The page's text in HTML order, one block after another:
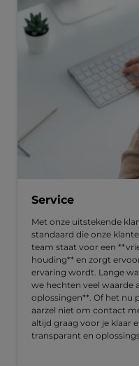
Service
Met onze uitstekende
standaard die onze
team staat voor een
houding** en zorgt
ervaring wordt. Lange
we hechten veel waarde
oplossingen**. Of het nu
aarzel niet om contact
altijd graag voor je klaar
transparant en